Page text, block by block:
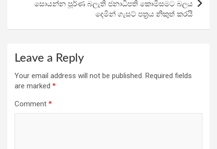
සොයන්න පූර්ණ බලැති ජනාධිපති කොමිසමට බලය
දෙමින් ගැසට් පත්‍රය නිකුත් කරයි
Leave a Reply
Your email address will not be published. Required fields
are marked *
Comment *